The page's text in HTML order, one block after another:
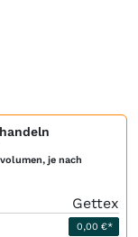
je nach
Gettex
0,00 €*